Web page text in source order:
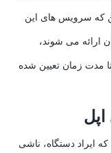
که سرویس های این
ارائه می شوند،
مدت زمان تعیین شده
ایراد دستگاه، ناشی